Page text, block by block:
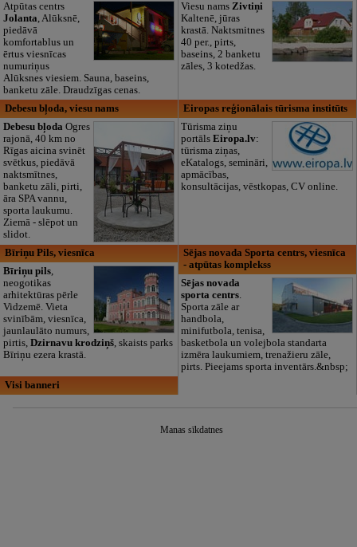
Atpūtas centrs
Jolanta, Alūksnē,
piedāvā
komfortablus un
ērtus viesnīcas
numuriņus
Alūksnes viesiem. Sauna, baseins,
banketu zāle. Draudzīgas cenas.
Viesu namsZivtiņi
Kaltenē, jūras
krastā. Naktsmitnes
40 per., pirts,
baseins, 2 banketu
zāles, 3 kotedžas.
Debesu bļoda, viesu nams
Debesu bļoda Ogres
rajonā, 40 km no
Rīgas aicina svinēt
svētkus, piedāvā
naktsmītnes,
banketu zāli, pirti,
āra SPA vannu,
sporta laukumu.
Ziemā - slēpot un
slidot.
Eiropas reģionālais tūrisma institūts
Tūrisma ziņu
portālsEiropa.lv:
tūrisma ziņas,
eKatalogs, semināri,
apmācības,
konsultācijas, vēstkopas, CV online.
Bīriņu Pils, viesnīca
Bīriņu pils,
neogotikas
arhitektūras pērle
Vidzemē. Vieta
svinībām, viesnīca,
jaunlaulāto numurs,
pirtis, Dzirnavu krodziņš, skaists parks
Bīriņu ezera krastā.
Sējas novada Sporta centrs, viesnīca
- atpūtas komplekss
Sējas novada
sporta centrs.
Sporta zāle ar
handbola,
minifutbola, tenisa,
basketbola un volejbola standarta
izmēra laukumiem, trenažieru zāle,
pirts. Pieejams sporta inventārs.&nbsp;
Visi banneri
Manas sīkdatnes